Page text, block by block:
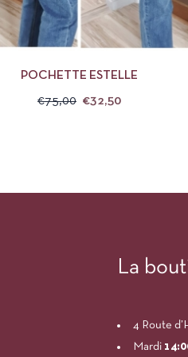
APERÇU CHOIX DES OPTIONS
POCHETTE ESTELLE
€75,00 €32,50
La
4 Route
Mardi